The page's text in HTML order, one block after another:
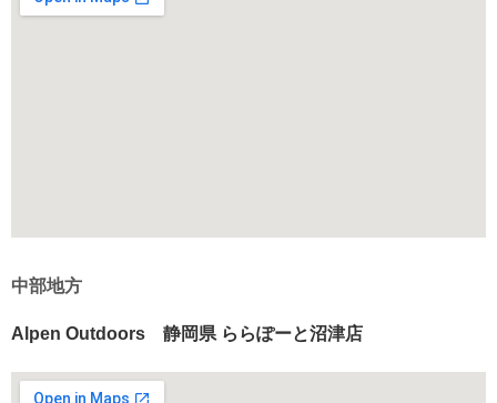
中部地方
Alpen Outdoors 静岡県 ららぽーと沼津店